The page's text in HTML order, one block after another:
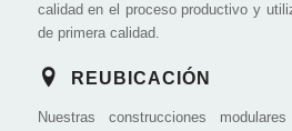
calidad en el proceso productivo y
de primera calidad.
REUBICACIÓN
Nuestras construcciones